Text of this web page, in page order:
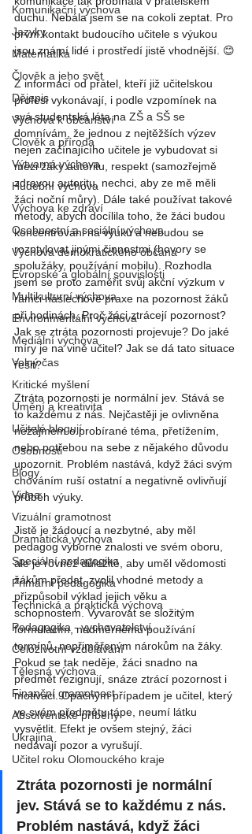
Komunikační výchova
Jazyky
Matematika
Člověk a jeho svět
Dějepis
Výchova k občanství
Člověk a příroda
Výtvarná výchova
Hudební výchova
Výchova ke zdraví
Osobnostní a sociální výchova
Výchova demokratického občana
Evropské a globální souvislosti
Multikulturní výchova
Environmentální výchova
Mediální výchova
Volný čas
Kritické myšlení
Umění a kreativita
Učitelé blogují
Osobnosti
Blogy
Videa
Vizuální gramotnost
Dramatická výchova
Speciální pedagogika
Primární pedagogika
Technická a praktická výchova
Pedagogika - vychovatelství
Celoživotní vzdělávání
Tělesná výchova
Finanční gramotnost
Absolventské příběhy
Ukrajina
Učitel roku Olomouckého kraje
duchu. Nebála jsem se na cokoli zeptat. Pro
první kontakt budoucího učitele s výukou
jsou známí lidé i prostředí jistě vhodnější. 😊
Z informací od přátel, kteří již učitelskou
profesi vykonávají, i podle vzpomínek na
svá studentská léta na ZŠ a SŠ se
domnívám, že jednou z nejtěžších výzev
nejen začínajícího učitele je vybudovat si
mezi žáky autoritu, respekt (samozřejmě
zdravou autoritu, nechci, aby ze mě měli
žáci noční můry). Dále také používat takové
metody, abych docílila toho, že žáci budou
koncentrováni na výuku a nebudou se
rozptylovat jinými činnostmi (hovory se
spolužáky, používání mobilu). Rozhodla
jsem se proto zaměřit svůj akční výzkum v
rámci náslechové praxe na pozornost žáků
při hodinách. Proč žáci ztrácejí pozornost?
Jak se ztráta pozornosti projevuje? Do jaké
míry je na vině učitel? Jak se dá tato situace
řešit?
Ztráta pozornosti je normální jev. Stává se
to každému z nás. Nejčastěji je ovlivněna
nezájmem o probírané téma, přetížením,
nebo potřebou na sebe z nějakého důvodu
upozornit. Problém nastává, když žáci svým
chováním ruší ostatní a negativně ovlivňují
průběh výuky.
Jistě je žádoucí a nezbytné, aby měl
pedagog výborné znalosti ve svém oboru,
ale je rovněž důležité, aby uměl vědomosti
žákům předat, zvolil vhodné metody a
přizpůsobil výklad jejich věku a
schopnostem. Vyvarovat se složitým
formulacím, nadměrnému používání
termínů, nepřiměřeným nárokům na žáky.
Pokud se tak neděje, žáci snadno na
předmět rezignují, snáze ztrácí pozornost i
motivaci. Opačným případem je učitel, který
ve svém předmětu tápe, neumí látku
vysvětlit. Efekt je ovšem stejný, žáci
nedávají pozor a vyrušují.
Ztráta pozornosti je normální
jev. Stává se to každému z nás.
Problém nastává, když žáci